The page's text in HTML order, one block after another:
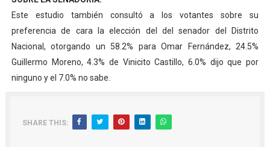
Este estudio también consultó a los votantes sobre su
preferencia de cara la elección del del senador del Distrito
Nacional, otorgando un 58.2% para Omar Fernández, 24.5%
Guillermo Moreno, 4.3% de Vinicito Castillo, 6.0% dijo que por
ninguno y el 7.0% no sabe.
SHARE THIS: